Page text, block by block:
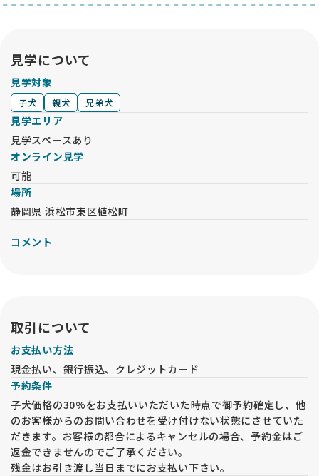
見学について
見学対象
子犬 親犬 兄弟犬
見学エリア
見学スペースあり
オンライン見学
可能
場所
静岡県 浜松市東区植松町
コメント
取引について
お支払い方法
現金払い、銀行振込、クレジットカード
予約条件
子犬価格の30%をお支払いいただいた時点で御予約確定し、他
のお客様からのお問い合わせを受け付けない状態にさせていた
だきます。お客様の都合によるキャンセルの場合、予約金はご
返金できませんのでご了承ください。
残金はお引き渡し当日までにお支払い下さい。